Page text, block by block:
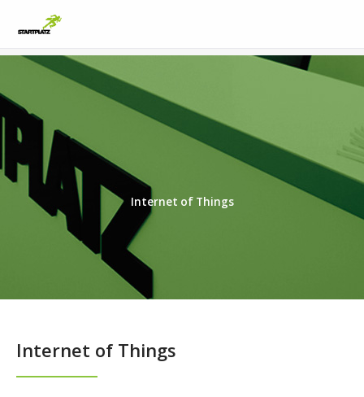
Internet of Things
Internet of Things